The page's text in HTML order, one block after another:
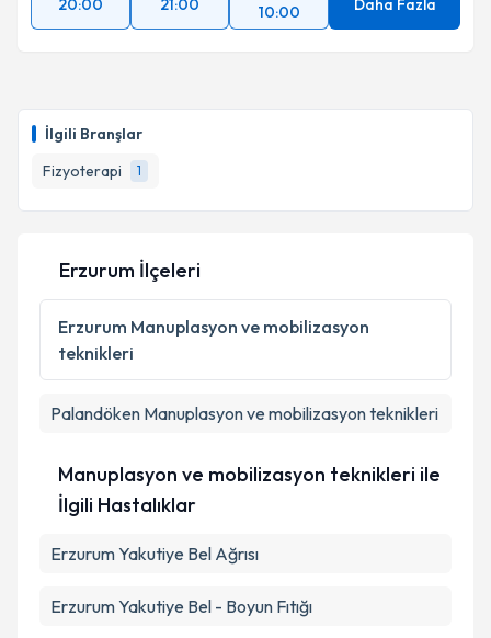
İlgili Branşlar
Fizyoterapi
1
20:00 21:00 10:00 Daha Fazla
Erzurum İlçeleri
Erzurum Manuplasyon ve mobilizasyon
teknikleri
Palandöken Manuplasyon ve mobilizasyon teknikleri
Manuplasyon ve mobilizasyon teknikleri ile
İlgili Hastalıklar
Erzurum Yakutiye Bel Ağrısı
Erzurum Yakutiye Bel - Boyun Fıtığı